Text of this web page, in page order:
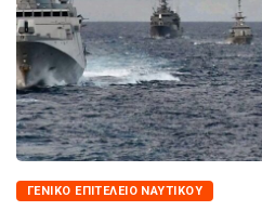
ΓΕΝΙΚΌ ΕΠΙΤΕΛΕΊΟ ΝΑΥΤΙΚΟΎ